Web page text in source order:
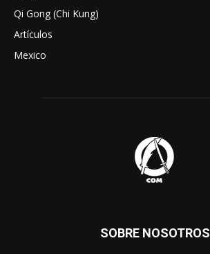
Qi Gong (Chi Kung)
Artículos
Mexico
SOBRE NOSOTROS